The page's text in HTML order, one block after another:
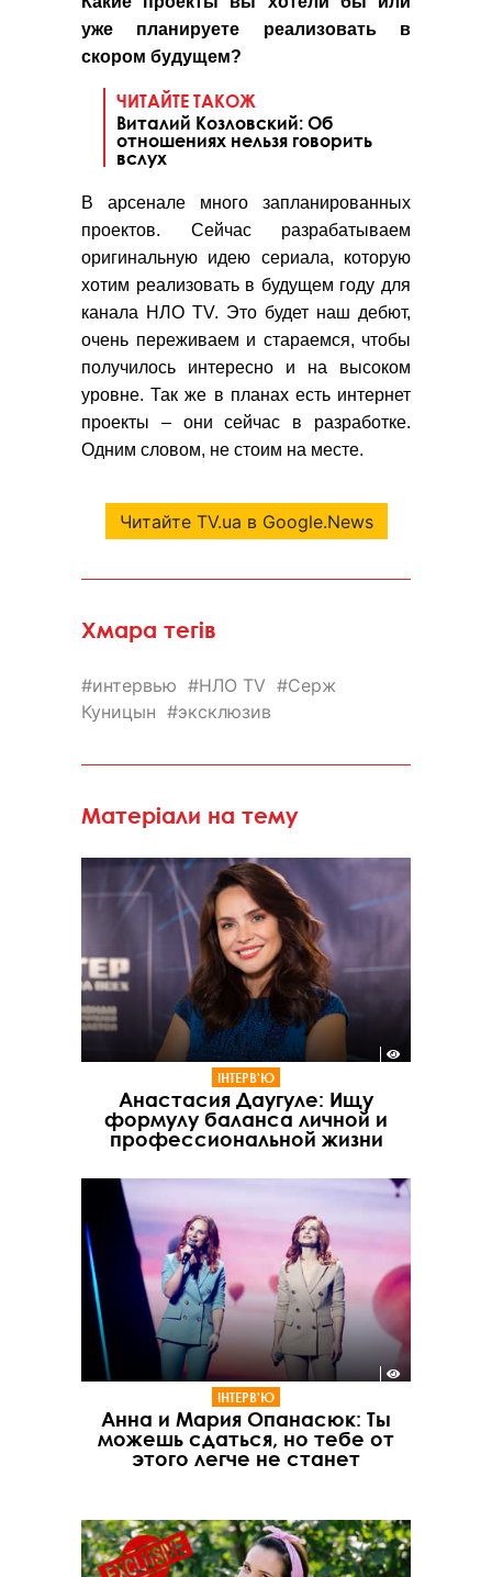
уже планируете реализовать в
скором будущем?
ЧИТАЙТЕ ТАКОЖ
Виталий Козловский: Об
отношениях нельзя говорить
вслух
В арсенале много запланированных
проектов. Сейчас разрабатываем
оригинальную идею сериала, которую
хотим реализовать в будущем году для
канала НЛО TV. Это будет наш дебют,
очень переживаем и стараемся, чтобы
получилось интересно и на высоком
уровне. Так же в планах есть интернет
проекты – они сейчас в разработке.
Одним словом, не стоим на месте.
Читайте TV.ua в Google.News
Хмара тегів
интервью НЛО TV
Серж
Куницын
эксклюзив
Матеріали на тему
ІНТЕРВ'Ю
Анастасия Даугуле: Ищу
формулу баланса личной и
профессиональной жизни
ІНТЕРВ'Ю
Анна и Мария Опанасюк: Ты
можешь сдаться, но тебе от
этого легче не станет